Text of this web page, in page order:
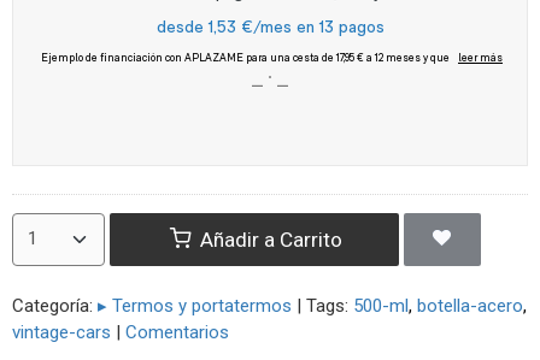
Añadir a Carrito
Categoría: ▸ Termos y portatermos | Tags: 500-ml botella-acero
vintage-cars | Comentarios